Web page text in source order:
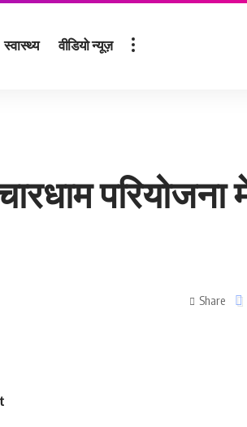
स्वास्थ्य वीडियो न्यूज़
परियोजना
Share